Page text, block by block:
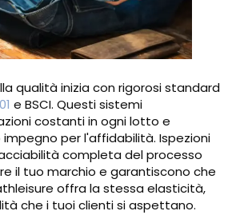
qualità inizia con rigorosi standard
e BSCI. Questi sistemi
costanti in ogni lotto e
per l'affidabilità. Ispezioni
completa del processo
il tuo marchio e garantiscono che
offra la stessa elasticità,
che i tuoi clienti si aspettano.